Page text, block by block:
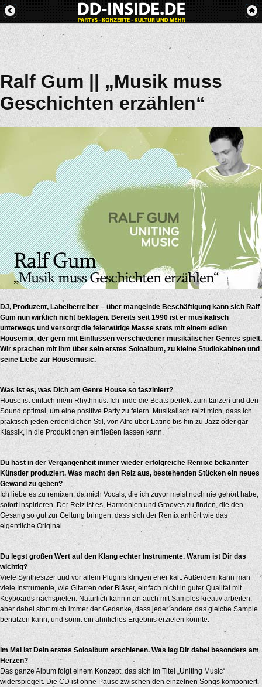
Ralf Gum || „Musik muss
Geschichten erzählen“
DJ, Produzent, Labelbetreiber – über mangelnde Beschäftigung kann sich Ralf
Gum nun wirklich nicht beklagen. Bereits seit 1990 ist er musikalisch
unterwegs und versorgt die feierwütige Masse stets mit einem edlen
Housemix, der gern mit Einflüssen verschiedener musikalischer Genres spielt.
Wir sprachen mit ihm über sein erstes Soloalbum, zu kleine Studiokabinen und
seine Liebe zur Housemusic.
Was ist es, was Dich am Genre House so fasziniert?
House ist einfach mein Rhythmus. Ich finde die Beats perfekt zum tanzen und den
Sound optimal, um eine positive Party zu feiern. Musikalisch reizt mich, dass ich
praktisch jeden erdenklichen Stil, von Afro über Latino bis hin zu Jazz oder gar
Klassik, in die Produktionen einfließen lassen kann.
Du hast in der Vergangenheit immer wieder erfolgreiche Remixe bekannter
Künstler produziert. Was macht den Reiz aus, bestehenden Stücken ein neues
Gewand zu geben?
Ich liebe es zu remixen, da mich Vocals, die ich zuvor meist noch nie gehört habe,
sofort inspirieren. Der Reiz ist es, Harmonien und Grooves zu finden, die den
Gesang so gut zur Geltung bringen, dass sich der Remix anhört wie das
eigentliche Original.
Du legst großen Wert auf den Klang echter Instrumente. Warum ist Dir das
wichtig?
Viele Synthesizer und vor allem Plugins klingen eher kalt. Außerdem kann man
viele Instrumente, wie Gitarren oder Bläser, einfach nicht in guter Qualität mit
Keyboards nachspielen. Natürlich kann man auch mit Samples kreativ arbeiten,
aber dabei stört mich immer der Gedanke, dass jeder andere das gleiche Sample
benutzen kann, und somit ein ähnliches Ergebnis erzielen könnte.
Im Mai ist Dein erstes Soloalbum erschienen. Was lag Dir dabei besonders am
Herzen?
Das ganze Album folgt einem Konzept, das sich im Titel „Uniting Music“
widerspiegelt. Die CD ist ohne Pause zwischen den einzelnen Songs komponiert.